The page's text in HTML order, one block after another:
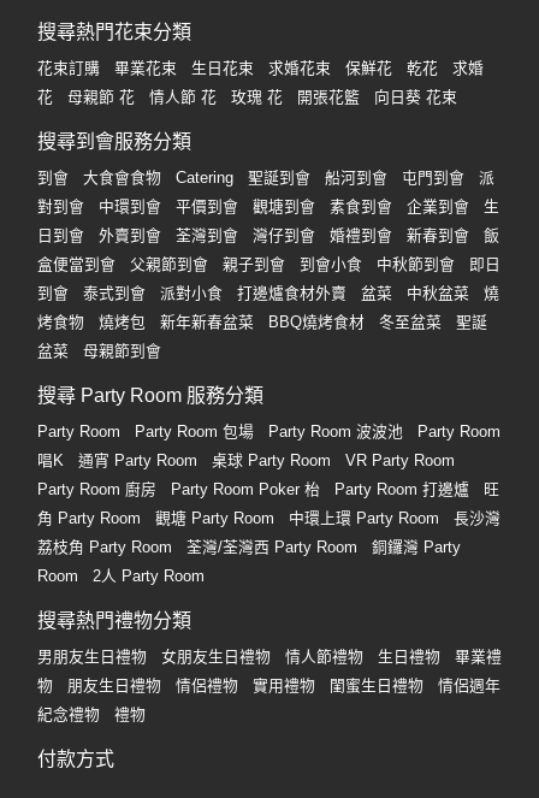
搜尋熱門花束分類
花束訂購 畢業花束 生日花束 求婚花束 保鮮花 乾花
求婚
花
母親節 花 情人節 花 玫瑰 花 開張花籃 向日葵 花束
搜尋到會服務分類
到會 大食會食物 Catering 聖誕到會 船河到會 屯門到會
派
對到會
中環到會 平價到會 觀塘到會 素食到會 企業到會
生
日到會
外賣到會 荃灣到會 灣仔到會 婚禮到會 新春到會
飯
盒便當到會
父親節到會 親子到會 到會小食 中秋節到會
即日
到會
泰式到會 派對小食 打邊爐食材外賣 盆菜 中秋盆菜
燒
烤食物
燒烤包 新年新春盆菜 BBQ燒烤食材 冬至盆菜
聖誕
盆菜
母親節到會
搜尋 Party Room 服務分類
Party Room Party Room 包場 Party Room 波波池
Party Room
唱K
通宵 Party Room 桌球 Party Room
VR Party Room
Party Room 廚房
Party Room Poker 枱 Party Room 打邊爐
旺
角 Party Room
觀塘 Party Room 中環上環 Party Room
長沙灣
荔枝角 Party Room
荃灣/荃灣西 Party Room
銅鑼灣 Party
Room
2人 Party Room
搜尋熱門禮物分類
男朋友生日禮物 女朋友生日禮物 情人節禮物 生日禮物
畢業禮
物
朋友生日禮物 情侶禮物 實用禮物 閨蜜生日禮物
情侶週年
紀念禮物
禮物
付款方式